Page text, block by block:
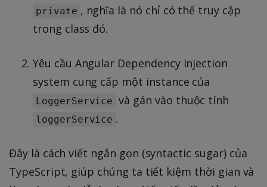
private , nghĩa là nó chỉ có thể truy cập
trong class đó.
Yêu cầu Angular Dependency Injection
system cung cấp một instance của
LoggerService và gán vào thuộc tính
loggerService .
Đây là cách viết ngắn gọn (syntactic sugar) của
TypeScript, giúp chúng ta tiết kiệm thời gian và